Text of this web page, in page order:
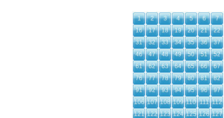
1 2 3 4 5 6
7
16
17 18 19 20 21
22
31
32 33 34 35 36
37
46
47 48 49 50 51
52
61
62 63 64 65 66
67
76
77 78 79 80 81
82
91
92 93 94 95 96
97
106 107 108 109 110 111 112
121 122 123 124 125 126 127